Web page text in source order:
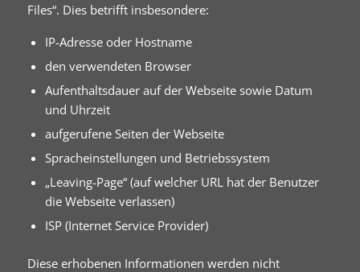
Files“. Dies betrifft insbesondere:
IP-Adresse oder Hostname
den verwendeten Browser
Aufenthaltsdauer auf der Webseite sowie Datum
und Uhrzeit
aufgerufene Seiten der Webseite
Spracheinstellungen und Betriebssystem
„Leaving-Page“ (auf welcher URL hat der Benutzer
die Webseite verlassen)
ISP (Internet Service Provider)
Diese erhobenen Informationen werden nicht